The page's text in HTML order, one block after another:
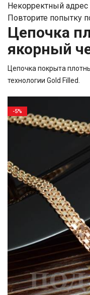
Некорректный адрес
Повторите попытку
Цепочка
якорный
Цепочка покрыта
технологии Gold Filled.
-5%